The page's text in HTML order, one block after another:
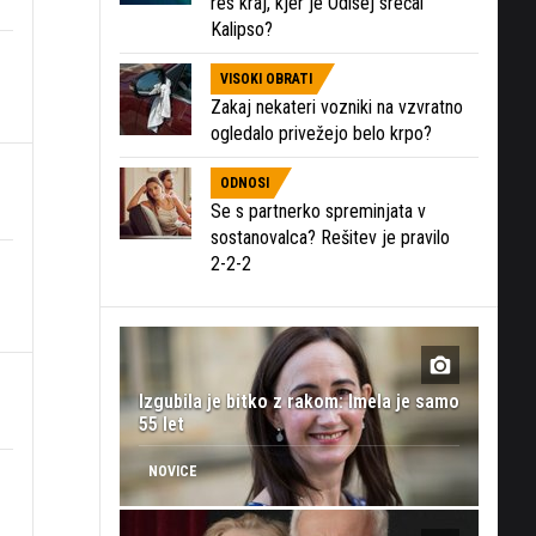
Kalipso?
VISOKI OBRATI
Zakaj nekateri vozniki na vzvratno
ogledalo privežejo belo krpo?
ODNOSI
Se s partnerko spreminjata v
sostanovalca? Rešitev je pravilo
2-2-2
Izgubila je bitko z rakom: Imela je samo
55 let
NOVICE